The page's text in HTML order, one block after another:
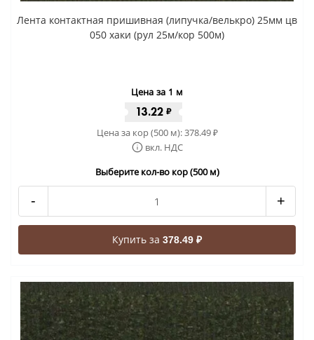
Лента контактная пришивная (липучка/велькро) 25мм цв
050 хаки (рул 25м/кор 500м)
Цена за 1 м
13.22 ₽
Цена за кор (500 м):378.49₽
вкл. НДС
Выберите кол-во кор (500 м)
- +
Купить за 378.49 ₽